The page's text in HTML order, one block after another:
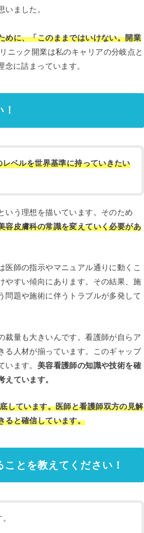
ました。
めに、「このままではいけない。開業
ニック開業は私のキャリアの分岐点と
に詰まっています。
ベルを世界基準に持っていきたい
いう理想を描いています。そのため
容皮膚科の常識を変えていく必要があ
師の指示やマニュアル通りに動くこ
やすい傾向にあります。その結果、施
問題や施術に伴うトラブルが多発して
裁量も大きいんです。看護師が自らア
る人材が揃っています。このギャップ
ます。 美容看護師の知識や技術を確
ています。
しています。医師と看護師双方の見解
ると確信しています。
とを教えてください！